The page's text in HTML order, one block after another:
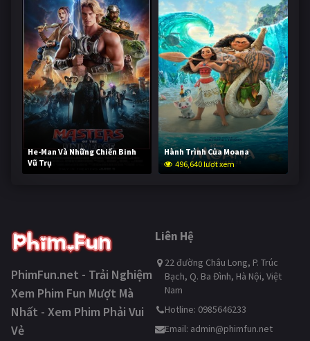
He-Man Và Những Chiến Binh
Vũ Trụ
245,683 lượt xem
Hành Trình Của Moana
496,640 lượt xem
PhimFun.net - Trải Nghiệm
Xem Phim Fun Mượt Mà
Nhất - Xem Phim Phải Vui
Vẻ
Liên Hệ
22 đường Châu Long, P. Trúc
Bạch, Q. Ba Đình, Hà Nội, Việt
Nam
Hotline: 0985646233
Email: admin@phimfun.net